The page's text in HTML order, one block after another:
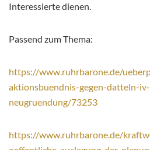
Interessierte dienen.
Passend zum Thema:
https://www.ruhrbarone.de/
aktionsbuendnis-gegen-datteln-
neugruendung/73253
https://www.ruhrbarone.de/